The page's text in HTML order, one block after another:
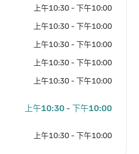
上午10:30 - 下午10:00
上午10:30 - 下午10:00
上午10:30 - 下午10:00
上午10:30 - 下午10:00
上午10:30 - 下午10:00
上午10:30 - 下午10:00
上午10:30 - 下午10:00